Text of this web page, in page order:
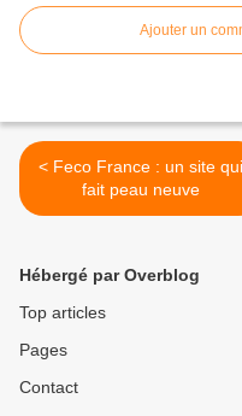
Ajouter un
< Feco France : un site qui
fait peau neuve
Hébergé par Overblog
Top articles
Pages
Contact